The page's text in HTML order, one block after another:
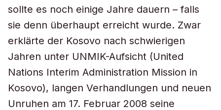
sollte es noch einige Jahre dauern – falls
sie denn überhaupt erreicht wurde. Zwar
erklärte der Kosovo nach schwierigen
Jahren unter UNMIK-Aufsicht (United
Nations Interim Administration Mission in
Kosovo), langen Verhandlungen und neuen
Unruhen am 17. Februar 2008 seine